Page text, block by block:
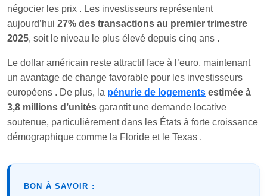
négocier les prix . Les investisseurs représentent
aujourd’hui 27% des transactions au premier trimestre
2025, soit le niveau le plus élevé depuis cinq ans .
Le dollar américain reste attractif face à l’euro, maintenant
un avantage de change favorable pour les investisseurs
européens . De plus, la pénurie de logements estimée à
3,8 millions d’unités garantit une demande locative
soutenue, particulièrement dans les États à forte croissance
démographique comme la Floride et le Texas .
BON À SAVOIR :